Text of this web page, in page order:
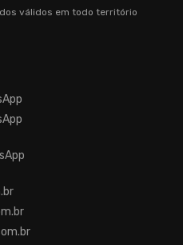
válidos em todo território